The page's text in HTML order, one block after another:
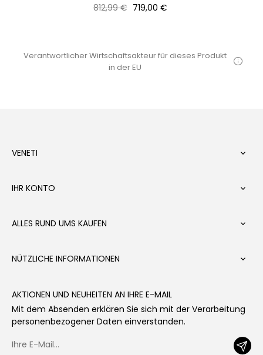
Normaler
812,99 € Preis
719,00 €
Verantwortlicher Wirtschaftsakteur für dieses Produkt
in der EU
VENETI 
IHR KONTO 
ALLES RUND UMS KAUFEN 
NÜTZLICHE INFORMATIONEN 
AKTIONEN UND NEUHEITEN AN IHRE E-MAIL
Mit dem Absenden erklären Sie sich mit der Verarbeitung
personenbezogener Daten einverstanden.